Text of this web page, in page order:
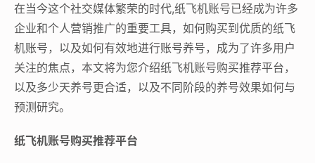
在当今这个社交媒体繁荣的时代,纸飞机账号已经成为许多
企业和个人营销推广的重要工具，如何购买到优质的纸飞
机账号，以及如何有效地进行账号养号，成为了许多用户
关注的焦点，本文将为您介绍纸飞机账号购买推荐平台，
以及多少天养号更合适，以及不同阶段的养号效果如何与
预测研究。
纸飞机账号购买推荐平台